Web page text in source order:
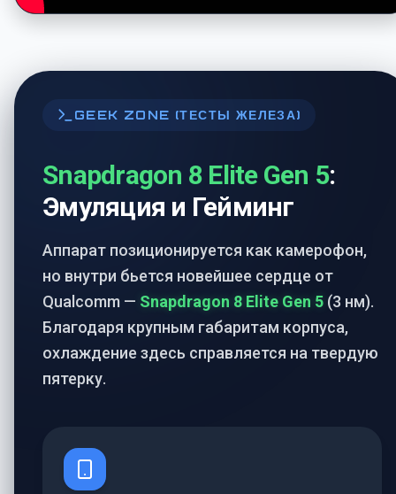
GEEK ZONE (ТЕСТЫ ЖЕЛЕЗА)
Snapdragon 8 Elite Gen 5:
Эмуляция и Гейминг
Аппарат позиционируется как камерофон,
но внутри бьется новейшее сердце от
Qualcomm — Snapdragon 8 Elite Gen 5 (3 нм).
Благодаря крупным габаритам корпуса,
охлаждение здесь справляется на твердую
пятерку.